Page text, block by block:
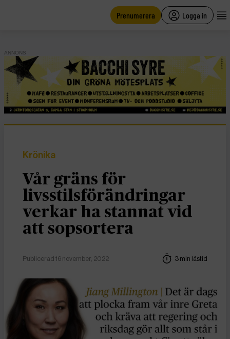
Prenumerera Logga in
ANNONS
Krönika
Vår gräns för
livsstilsförändringar
verkar ha stannat vid
att sopsortera
Publicerad 16 november, 2022 3 min lästid